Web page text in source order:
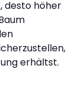
desto höher
erhältst.